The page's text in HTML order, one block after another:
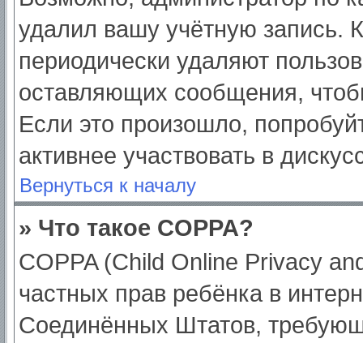
удалил вашу учётную запись.
периодически удаляют
оставляющих сообщения,
Если это произошло,
активнее участвовать в
Вернуться к началу
» Что такое COPPA?
COPPA (Child Online Privacy
частных прав ребёнка в
Соединённых Штатов,